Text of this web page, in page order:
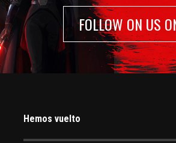
FOLLOW ON US
Hemos vuelto